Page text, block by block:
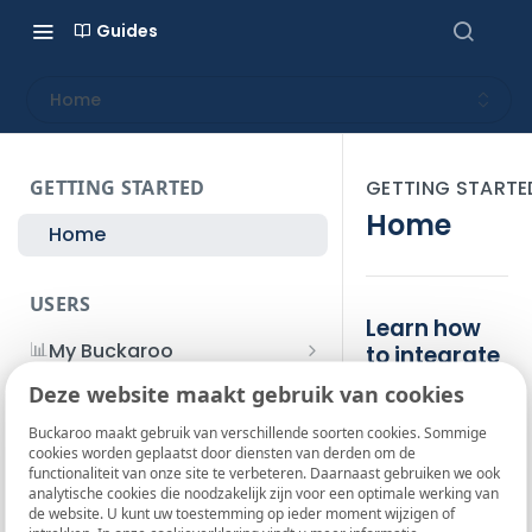
Deze website maakt gebruik van cookies
Buckaroo maakt gebruik van verschillende soorten cookies. Sommige
cookies worden geplaatst door diensten van derden om de
functionaliteit van onze site te verbeteren. Daarnaast gebruiken we ook
analytische cookies die noodzakelijk zijn voor een optimale werking van
de website. U kunt uw toestemming op ieder moment wijzigen of
Guides
Home
GETTING STARTED
Home
USERS
📊My Buckaroo
📈 Dashboard overview
🔎View transactions
💰Payout settings
✏️Edit stores
📖Manuals payment
terminals (English)
Buck Fixed (Duo)
Buck Mini 4G
🇳🇱Handleidingen
pinautomaten (Dutch
manuals)
GETTING
Home
Learn how
to integrate
Buckaroo
Welcome to
the Buckaroo
Knowledge
Base! Here you’ll